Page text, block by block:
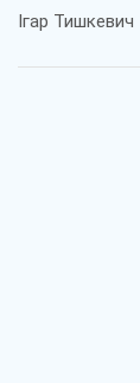
Ігар Тишкевич